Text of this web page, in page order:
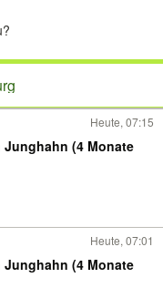
Heute, 07:15
Junghahn (4 Monate
Heute, 07:01
Junghahn (4 Monate